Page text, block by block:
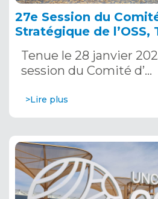
27e Session du
Stratégique de l’OSS,
Tenue le 28 janvier
session du Comité d’…
>Lire plus